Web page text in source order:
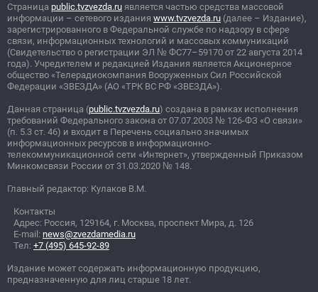
Страница public.tvzvezda.ru является частью средства массовой
информации – сетевого издания www.tvzvezda.ru (далее – Издание),
зарегистрированного в Федеральной службе по надзору в сфере
связи, информационных технологий и массовых коммуникаций
(Свидетельство о регистрации ЭЛ № ФС77–59170 от 22 августа 2014
года). Учредителем и редакцией Издания является Акционерное
общество «Телерадиокомпания Вооруженных Сил Российской
Федерации «ЗВЕЗДА» (АО «ТРК ВС РФ «ЗВЕЗДА»).
Данная страница (public.tvzvezda.ru) создана в рамках исполнения
требований Федерального закона от 07.07.2003 № 126-ФЗ «О связи»
(п. 5.3 ст. 46) и входит в Перечень социально значимых
информационных ресурсов в информационно-
телекоммуникационной сети «Интернет», утвержденный Приказом
Минкомсвязи России от 31.03.2020 № 148.
Главный редактор: Кулаков В.М.
Контакты
Адрес: Россия, 129164, г. Москва, проспект Мира, д. 126
E-mail: news@zvezdamedia.ru
Тел: +7 (495) 645-92-89
Издание может содержать информационную продукцию,
предназначенную для лиц старше 18 лет.